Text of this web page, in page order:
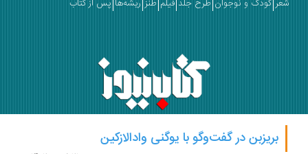
کودک و نوجوان طرح جلد فیلم طنز ریشه‌ها پس از کتاب
بریزبن در گفت‌وگو با یوگنی وادالازکین